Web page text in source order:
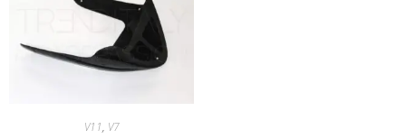
V11, V7